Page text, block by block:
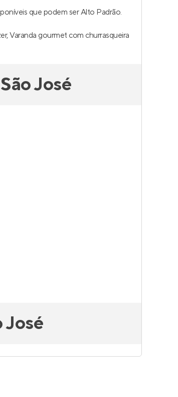
que podem ser Alto Padrão.
Varanda gourmet com churrasqueira
José
José